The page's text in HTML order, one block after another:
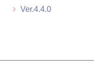
Ver.4.4.0